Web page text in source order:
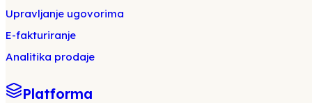
Upravljanje ugovorima
E-fakturiranje
Analitika prodaje
Platforma